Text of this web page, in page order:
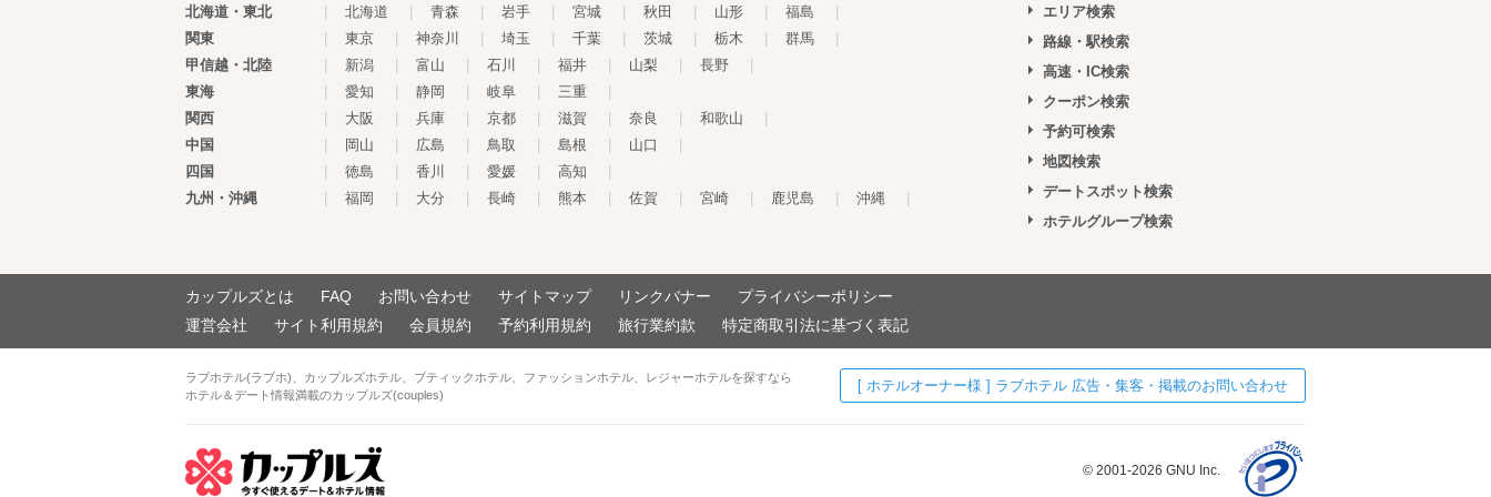
北海道・東北 北海道 青森 岩手 宮城 秋田 山形 福島
関東
東京 神奈川 埼玉 千葉 茨城 栃木 群馬
甲信越・北陸
新潟 富山 石川 福井 山梨 長野
東海
愛知 静岡 岐阜 三重
関西
大阪 兵庫 京都 滋賀 奈良 和歌山
中国
岡山 広島 鳥取 島根 山口
四国
徳島 香川 愛媛 高知
九州・沖縄
福岡 大分 長崎 熊本 佐賀 宮崎 鹿児島 沖縄
エリア検索
路線・駅検索
高速・IC検索
クーポン検索
予約可検索
地図検索
デートスポット検索
ホテルグループ検索
カップルズとは FAQ お問い合わせ サイトマップ リンクバナー
プライバシーポリシー
運営会社
サイト利用規約 会員規約 予約利用規約 旅行業約款 特定商取引法に基づく表記
ラブホテル(ラブホ)、カップルズホテル、ブティックホテル、ファッションホテル、レジャーホテルを探すなら
ホテル＆デート情報満載のカップルズ(couples)
[ ホテルオーナー様 ] ラブホテル 広告・集客・掲載のお問い合わせ
© 2001-2026 GNU Inc.